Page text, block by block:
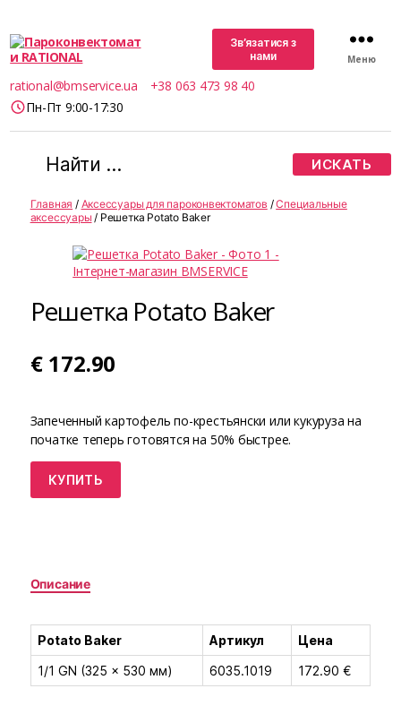
RATIONAL
Зв’язатися з
нами
rational@bmservice.ua
+38 063 473 98 40
Пн-Пт 9:00-17:30
Меню
Поиск:
Главная / Аксессуары для пароконвектоматов /Специальные
аксессуары / Решетка Potato Baker
Решетка Potato Baker
€ 172.90
Запеченный картофель по-крестьянски или кукуруза на
початке теперь готовятся на 50% быстрее.
КУПИТЬ
Описание
Potato Baker Артикул
Цена
1/1 GN (325 × 530 мм)
6035.1019 172.90 €